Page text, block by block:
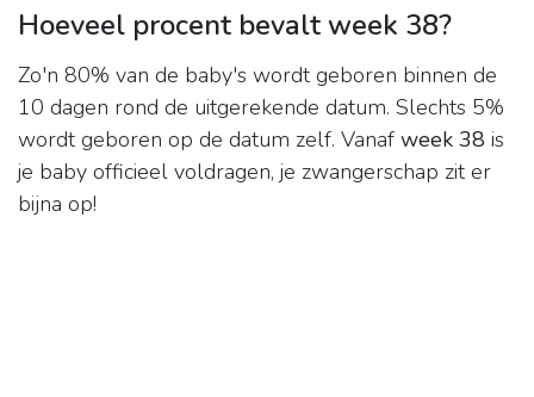
Hoeveel procent bevalt week 38?
Zo'n 80% van de baby's wordt geboren binnen de
10 dagen rond de uitgerekende datum. Slechts 5%
wordt geboren op de datum zelf. Vanaf week 38 is
je baby officieel voldragen, je zwangerschap zit er
bijna op!